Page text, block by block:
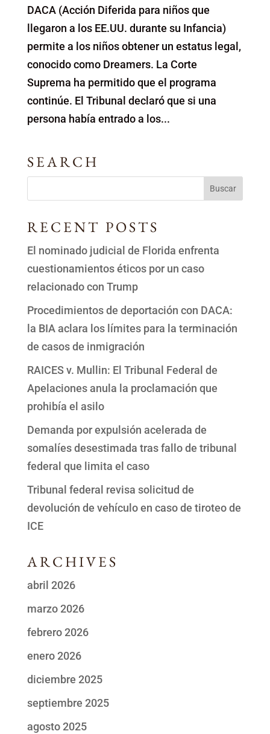
DACA (Acción Diferida para niños que
llegaron a los EE.UU. durante su Infancia)
permite a los niños obtener un estatus legal,
conocido como Dreamers. La Corte
Suprema ha permitido que el programa
continúe. El Tribunal declaró que si una
persona había entrado a los...
SEARCH
RECENT POSTS
El nominado judicial de Florida enfrenta
cuestionamientos éticos por un caso
relacionado con Trump
Procedimientos de deportación con DACA:
la BIA aclara los límites para la terminación
de casos de inmigración
RAICES v. Mullin: El Tribunal Federal de
Apelaciones anula la proclamación que
prohibía el asilo
Demanda por expulsión acelerada de
somalíes desestimada tras fallo de tribunal
federal que limita el caso
Tribunal federal revisa solicitud de
devolución de vehículo en caso de tiroteo de
ICE
ARCHIVES
abril 2026
marzo 2026
febrero 2026
enero 2026
diciembre 2025
septiembre 2025
agosto 2025